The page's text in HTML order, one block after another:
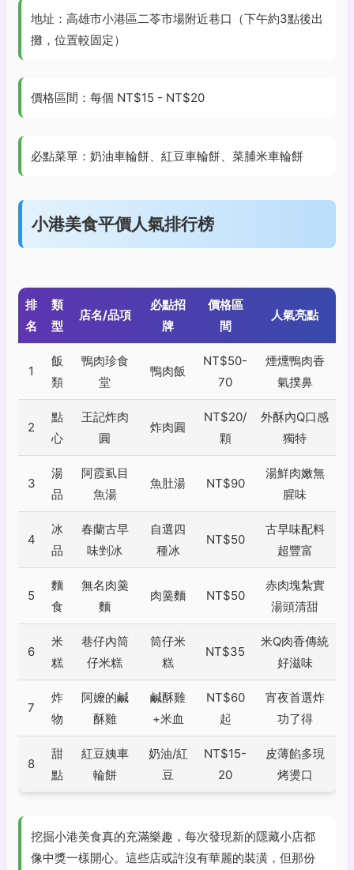
地址：高雄市小港區二苓市場附近巷口（下午約3點後出
攤，位置較固定）
價格區間：每個 NT$15 - NT$20
必點菜單：奶油車輪餅、紅豆車輪餅、菜脯米車輪餅
小港美食平價人氣排行榜
排
名
類
型
店名/品項
必點招
牌
價格區
間
人氣亮點
1
飯
類
鴨肉珍食
堂
鴨肉飯
NT$50-
70
煙燻鴨肉香
氣撲鼻
2
點
心
王記炸肉
圓
炸肉圓
NT$20/
顆
外酥內Q口感
獨特
3
湯
品
阿霞虱目
魚湯
魚肚湯 NT$90
湯鮮肉嫩無
腥味
4
冰
品
春蘭古早
味剉冰
自選四
種冰
NT$50
古早味配料
超豐富
5
麵
食
無名肉羹
麵
肉羹麵 NT$50
赤肉塊紮實
湯頭清甜
6
米
糕
巷仔內筒
仔米糕
筒仔米
糕
NT$35
米Q肉香傳統
好滋味
7
炸
物
阿嬤的鹹
酥雞
鹹酥雞
+米血
NT$60
起
宵夜首選炸
功了得
8
甜
點
紅豆姨車
輪餅
奶油/紅
豆
NT$15-
20
皮薄餡多現
烤燙口
挖掘小港美食真的充滿樂趣，每次發現新的隱藏小店都
像中獎一樣開心。這些店或許沒有華麗的裝潢，但那份